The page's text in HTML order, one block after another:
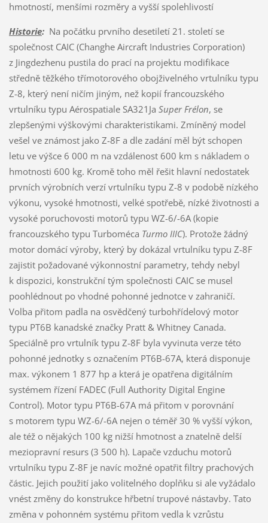
hmotností, menšími rozměry a vyšší spolehlivostí
Historie:Na počátku prvního desetiletí 21. století se
společnost CAIC (Changhe Aircraft Industries Corporation)
z Jingdezhenu pustila do prací na projektu modifikace
středně těžkého třímotorového obojživelného vrtulníku typu
Z-8, který není ničím jiným, než kopií francouzského
vrtulníku typu Aérospatiale SA321Ja Super Frélon, se
zlepšenými výškovými charakteristikami. Zmíněný model
vešel ve známost jako Z-8F a dle zadání měl být schopen
letu ve výšce 6 000 m na vzdálenost 600 km s nákladem o
hmotnosti 600 kg. Kromě toho měl řešit hlavní nedostatek
prvních výrobních verzí vrtulníku typu Z-8 v podobě nízkého
výkonu, vysoké hmotnosti, velké spotřebě, nízké životnosti a
vysoké poruchovosti motorů typu WZ-6/-6A (kopie
francouzského typu Turboméca Turmo IIIC). Protože žádný
motor domácí výroby, který by dokázal vrtulníku typu Z-8F
zajistit požadované výkonnostní parametry, tehdy nebyl
k dispozici, konstrukční tým společnosti CAIC se musel
poohlédnout po vhodné pohonné jednotce v zahraničí.
Volba přitom padla na osvědčený turbohřídelový motor
typu PT6B kanadské značky Pratt & Whitney Canada.
Speciálně pro vrtulník typu Z-8F byla vyvinuta verze této
pohonné jednotky s označením PT6B-67A, která disponuje
max. výkonem 1 877 hp a která je opatřena digitálním
systémem řízení FADEC (Full Authority Digital Engine
Control). Motor typu PT6B-67A má přitom v porovnání
s motorem typu WZ-6/-6A nejen o téměř 30 % vyšší výkon,
ale též o nějakých 100 kg nižší hmotnost a znatelně delší
meziopravní resurs (3 500 h). Lapače vzduchu motorů
vrtulníku typu Z-8F je navíc možné opatřit filtry prachových
částic. Jejich použití jako volitelného doplňku si ale vyžádalo
vnést změny do konstrukce hřbetní trupové nástavby. Tato
změna v pohonném systému přitom vedla k vzrůstu